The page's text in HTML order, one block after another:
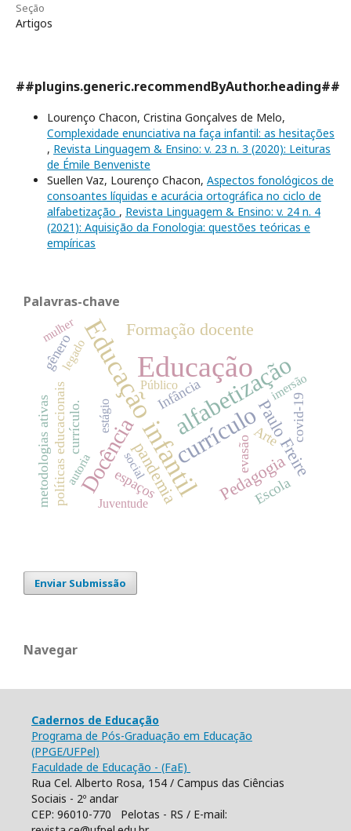
Seção
Artigos
##plugins.generic.recommendByAuthor.heading##
Lourenço Chacon, Cristina Gonçalves de Melo,
Complexidade enunciativa na faça infantil: as hesitações
, Revista Linguagem & Ensino: v. 23 n. 3 (2020): Leituras
de Émile Benveniste
Suellen Vaz, Lourenço Chacon, Aspectos fonológicos de
consoantes líquidas e acurácia ortográfica no ciclo de
alfabetização , Revista Linguagem & Ensino: v. 24 n. 4
(2021): Aquisição da Fonologia: questões teóricas e
empíricas
Palavras-chave
Educação
Educação infantilcurrículo
alfabetização
Docênciapandemia Paulo Freire
Pedagogia
Formação docente
covid-19
currículo. evasão
políticas educacionais Infância
metodologias ativas espaços
Arte
gênero
Escola
Juventude
Público
estágio
imersão
mulher
legado
social
autoria
Enviar Submissão
Navegar
Cadernos de Educação
Programa de Pós-Graduação em Educação
(PPGE/UFPel)
Faculdade de Educação - (FaE)
Rua Cel. Alberto Rosa, 154 / Campus das Ciências
Sociais - 2º andar
CEP: 96010-770 Pelotas - RS / E-mail: